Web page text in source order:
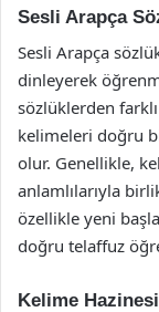
Sesli Arapça
Sesli Arapça
dinleyerek
sözlüklerden
kelimeleri doğru
olur. Genellikle,
anlamlılarıyla
özellikle yeni
doğru telaffuz
Kelime